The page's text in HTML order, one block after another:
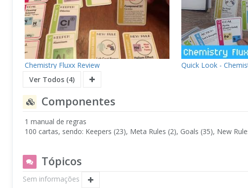
Chemistry Fluxx Review Quick Look -
Ver Todos (4)
Componentes
1 manual de regras
100 cartas, sendo: Keepers (23), Meta Rules (2), Goals (35), New
Tópicos
Sem informações